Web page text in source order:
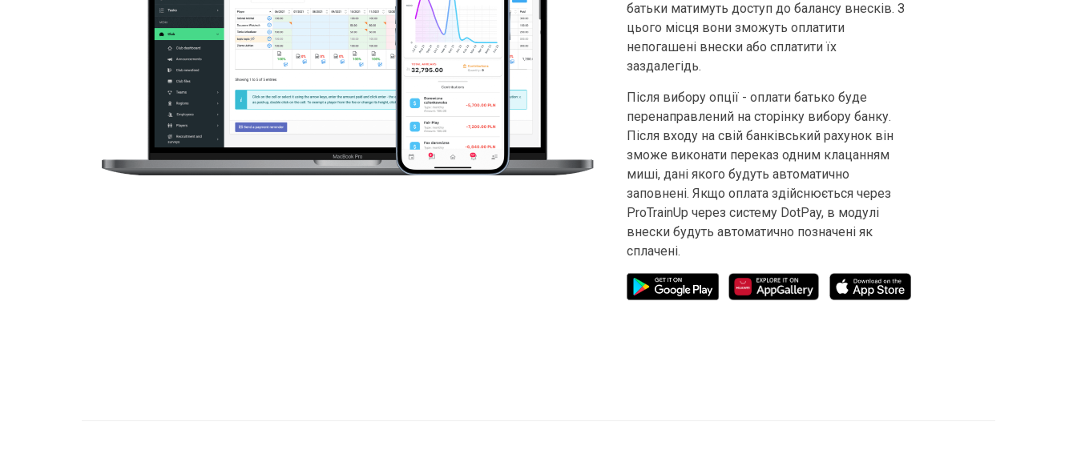
батьки матимуть доступ до балансу внесків. З
цього місця вони зможуть оплатити
непогашені внески або сплатити їх
заздалегідь.
Після вибору опції - оплати батько буде
перенаправлений на сторінку вибору банку.
Після входу на свій банківський рахунок він
зможе виконати переказ одним клацанням
миші, дані якого будуть автоматично
заповнені. Якщо оплата здійснюється через
ProTrainUp через систему DotPay, в модулі
внески будуть автоматично позначені як
сплачені.